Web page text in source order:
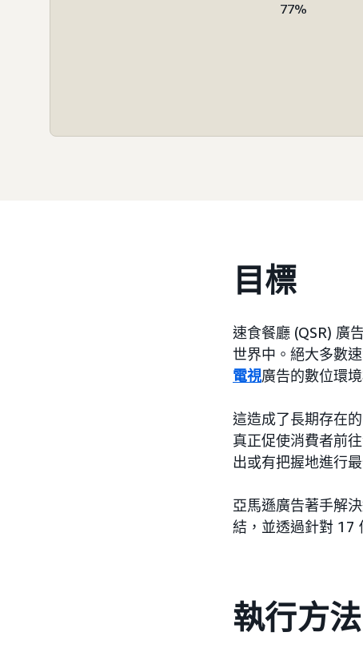
77%
目標
速食餐廳 (QSR) 廣
世界中。絕大多數
電視廣告的數位環
這造成了長期存在
真正促使消費者前
出或有把握地進行
亞馬遜廣告著手解
結，並透過針對 17
執行方法